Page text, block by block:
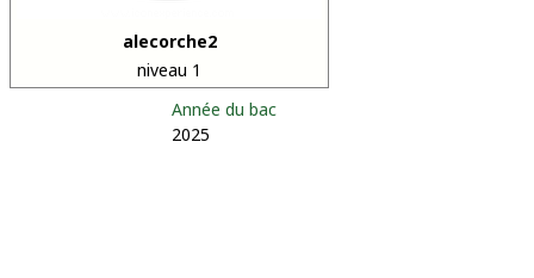
alecorche2
niveau 1
Année du bac
2025